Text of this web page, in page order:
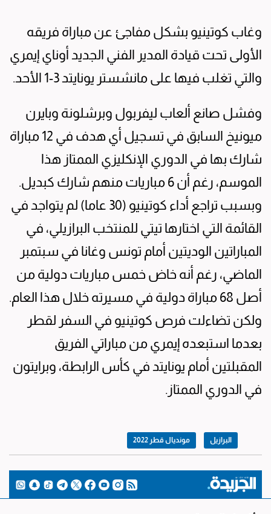
وغاب كوتينيو بشكل مفاجئ عن مباراة فريقه
الأولى تحت قيادة المدير الفني الجديد أوناي إيمري
والتي تغلب فيها على مانشستر يونايتد 3-1 الأحد.
وفشل صانع ألعاب ليفربول وبرشلونة وبايرن
ميونيخ السابق في تسجيل أي هدف في 12 مباراة
شارك بها في الدوري الإنكليزي الممتاز هذا
الموسم، رغم أن 6 مباريات منهم شارك كبديل.
وبسبب تراجع أداء كوتينيو (30 عاما) لم يتواجد في
القائمة التي اختارها تيتي للمنتخب البرازيلي، في
المباراتين الوديتين أمام تونس وغانا في سبتمبر
الماضي، رغم أنه خاض خمس مباريات دولية من
أصل 68 مباراة دولية في مسيرته خلال هذا العام.
ولكن تضاءلت فرص كوتينيو في السفر لقطر
بعدما استبعده إيمري من مباراتي الفريق
المقبلتين أمام يونايتد في كأس الرابطة، وبرايتون
في الدوري الممتاز.
البرازيل مونديال قطر 2022